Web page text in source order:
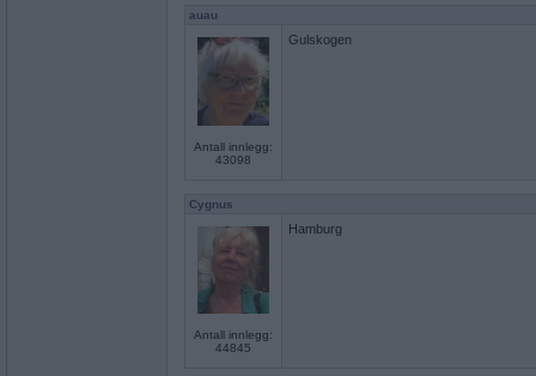
auau
Antall innlegg:
43098
Gulskogen
Cygnus
Antall innlegg:
44845
Hamburg